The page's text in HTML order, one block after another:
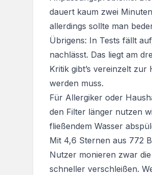
dauert kaum zwei
allerdings sollte man
Übrigens: In Tests fällt
nachlässt. Das liegt am
Kritik gibt’s vereinzelt
werden muss.
Für Allergiker oder
den Filter länger nutzen
fließendem Wasser
Mit 4,6 Sternen aus 772
Nutzer monieren zwar
schneller verschleißen.